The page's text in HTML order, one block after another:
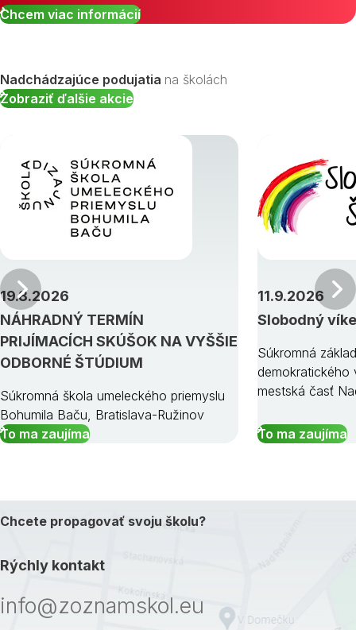
Chcem viac informácií
Nadchádzajúce podujatia na školách
Zobraziť ďalšie akcie
NÁHRADNÝ TERMÍN
PRIJÍMACÍCH SKÚŠOK NA VYŠŠIE
ODBORNÉ ŠTÚDIUM
19.8.2026
Súkromná škola umeleckého priemyslu
Bohumila Baču, Bratislava-Ružinov
To ma zaujíma
Slobodný
11.9.2026
Súkromná
demokratického
mestská časť
To ma zaujíma
Predchádzajúci
Chcete propagovať svoju školu?
Rýchly kontakt
info@zoznamskol.eu